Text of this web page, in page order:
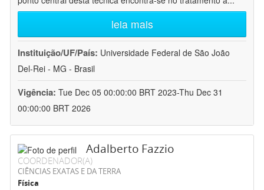
leia mais
Instituição/UF/País: Universidade Federal de São João
Del-Rei - MG - Brasil
Vigência: Tue Dec 05 00:00:00 BRT 2023-Thu Dec 31
00:00:00 BRT 2026
Adalberto Fazzio
COORDENADOR(A)
CIÊNCIAS EXATAS E DA TERRA
Física